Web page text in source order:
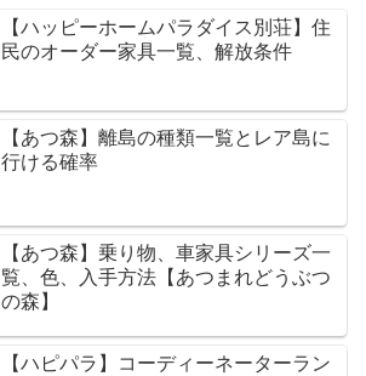
【ハッピーホームパラダイス別荘】住
民のオーダー家具一覧、解放条件
【あつ森】離島の種類一覧とレア島に
行ける確率
【あつ森】乗り物、車家具シリーズ一
覧、色、入手方法【あつまれどうぶつ
の森】
【ハピパラ】コーディーネーターラン